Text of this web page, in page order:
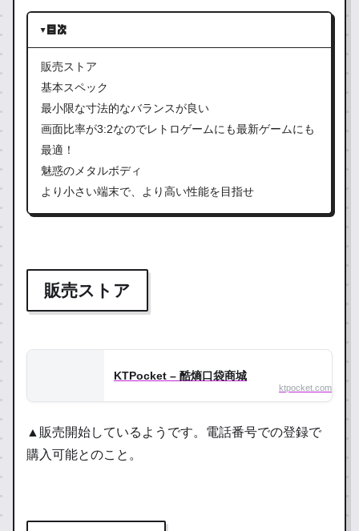
目次
販売ストア
基本スペック
最小限な寸法的なバランスが良い
画面比率が3:2なのでレトロゲームにも最新ゲームにも
最適！
魅惑のメタルボディ
より小さい端末で、より高い性能を目指せ
販売ストア
KTPocket – 酷熵口袋商城
ktpocket.com
▲販売開始しているようです。電話番号での登録で
購入可能とのこと。